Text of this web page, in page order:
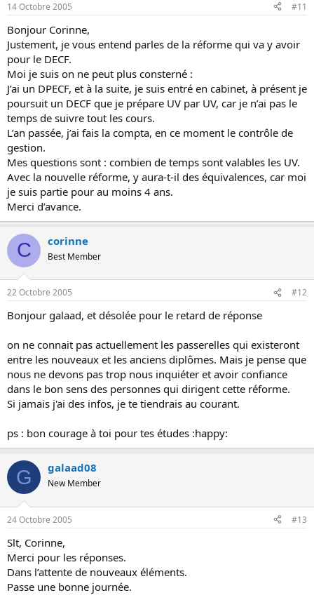
14 Octobre 2005 #11
Bonjour Corinne,
Justement, je vous entend parles de la réforme qui va y avoir
pour le DECF.
Moi je suis on ne peut plus consterné :
J’ai un DPECF, et à la suite, je suis entré en cabinet, à présent je
poursuit un DECF que je prépare UV par UV, car je n’ai pas le
temps de suivre tout les cours.
L’an passée, j’ai fais la compta, en ce moment le contrôle de
gestion.
Mes questions sont : combien de temps sont valables les UV.
Avec la nouvelle réforme, y aura-t-il des équivalences, car moi
je suis partie pour au moins 4 ans.
Merci d’avance.
C corinne
Best Member
22 Octobre 2005 #12
Bonjour galaad, et désolée pour le retard de réponse
on ne connait pas actuellement les passerelles qui existeront
entre les nouveaux et les anciens diplômes. Mais je pense que
nous ne devons pas trop nous inquiéter et avoir confiance
dans le bon sens des personnes qui dirigent cette réforme.
Si jamais j'ai des infos, je te tiendrais au courant.
ps : bon courage à toi pour tes études :happy:
G galaad08
New Member
24 Octobre 2005 #13
Slt, Corinne,
Merci pour les réponses.
Dans l’attente de nouveaux éléments.
Passe une bonne journée.